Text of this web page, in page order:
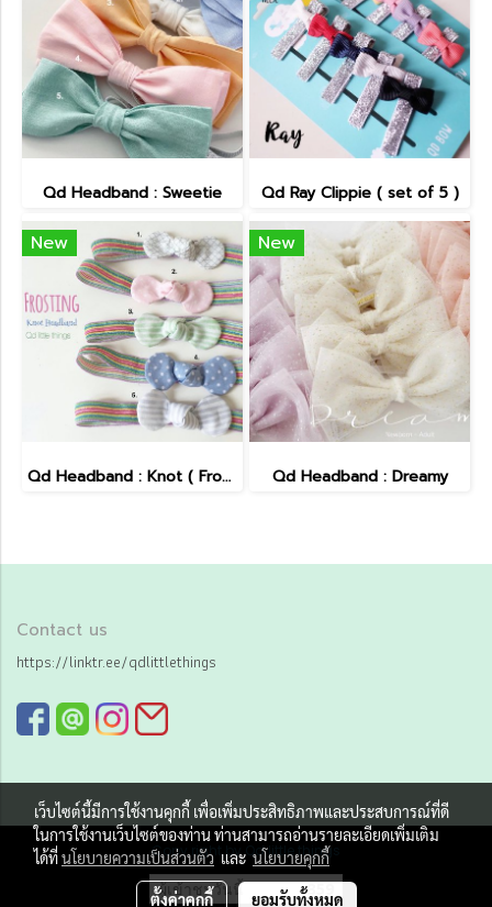
Qd Headband : Sweetie Qd Ray Clippie ( set of 5 )
New
Qd Headband : Knot ( Frosting )
New
Qd Headband : Dreamy
Contact us
https://linktr.ee/qdlittlethings
Copy right by Qd little things
ผู้เข้าชมวันนี้ 359
เว็บไซต์นี้มีการใช้งานคุกกี้ เพื่อเพิ่มประสิทธิภาพและประสบการณ์ที่ดี
ในการใช้งานเว็บไซต์ของท่าน ท่านสามารถอ่านรายละเอียดเพิ่มเติม
ได้ที่นโยบายความเป็นส่วนตัว และ นโยบายคุกกี้
ตั้งค่าคุกกี้ ยอมรับทั้งหมด